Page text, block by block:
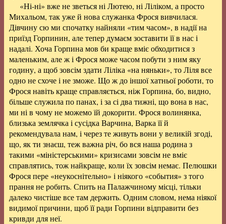
«Ні-ні» вже не зветься ні Лютею, ні Ліліком, а просто
Михальом, так уже й нова служанка Фрося вивчилася.
Дівчину сю ми спочатку найняли «тим часом», в надії на
приїзд Горпинин, але тепер думаєм зоставити її в нас і
надалі. Хоча Горпина мов би краще вміє обходитися з
маленьким, але ж і Фрося може часом побути з ним яку
годину, а щоб зовсім здати Ліліка «на няньки», то Ліля все
одно не схоче і не зможе. Що ж до іншої хатньої роботи, то
Фрося навіть краще справляється, ніж Горпина, бо, видно,
більше служила по панах, і за сі два тижні, що вона в нас,
ми ні в чому не можемо їй докорити. Фрося волинянка,
близька землячка і сусідка Варчина, Варка її й
рекомендувала нам, і через те живуть вони у великій згоді,
що, як ти знаєш, теж важна річ, бо вся наша родина з
такими «міністерськими» кризисами зовсім не вміє
справлятись, тож найкраще, коли їх зовсім немає. Пелюшки
Фрося пере «неукоснітельно» і ніякого «события» з того
прання не робить. Спить на Палажчиному місці, тільки
далеко чистіше все там держить. Одним словом, нема ніякої
видимої причини, щоб її ради Горпини відправити без
кривди для неї.